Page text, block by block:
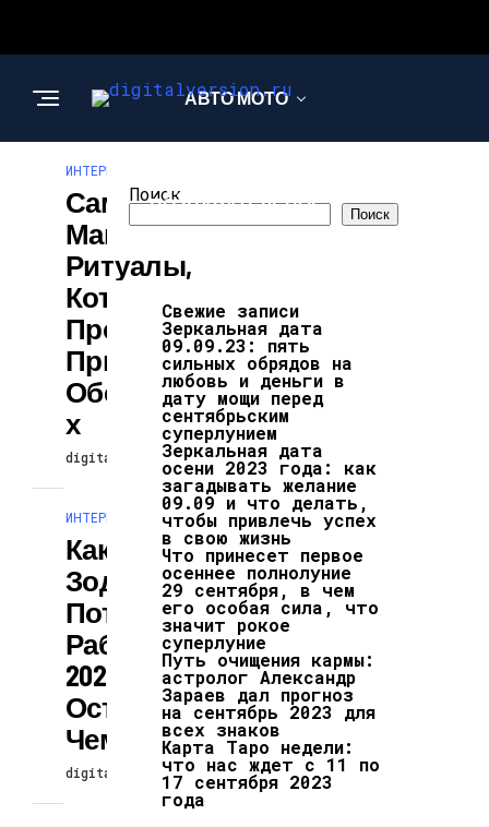
АВТО МОТО
ИНТЕРЕСНОЕ И
ПОЗНАВАТЕЛЬНОЕ
ИНТЕРЕСНОЕ И ПОЗНАВАТЕЛЬНОЕ
Самые Опасные
Магические
Ритуалы,
Которые Нельзя
Проводить Ни
При Каких
Обстоятельства
Х
digitalversion 11.02.2026
ИНТЕРЕСНОЕ И ПОЗНАВАТЕЛЬНОЕ
Какие Знаки
Зодиака
Потеряют
Работу До Конца
2023 Года И
Останутся Ни С
Чем
digitalversion 11.02.2026
Поиск
Поиск
Свежие записи
Зеркальная дата
09.09.23: пять
сильных обрядов на
любовь и деньги в
дату мощи перед
сентябрьским
суперлунием
Зеркальная дата
осени 2023 года: как
загадывать желание
09.09 и что делать,
чтобы привлечь успех
в свою жизнь
Что принесет первое
осеннее полнолуние
29 сентября, в чем
его особая сила, что
значит рокое
суперлуние
Путь очищения кармы:
астролог Александр
Зараев дал прогноз
на сентябрь 2023 для
всех знаков
Карта Таро недели:
что нас ждет с 11 по
17 сентября 2023
года